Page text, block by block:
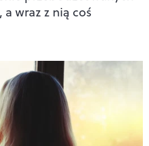
a wraz z nią coś